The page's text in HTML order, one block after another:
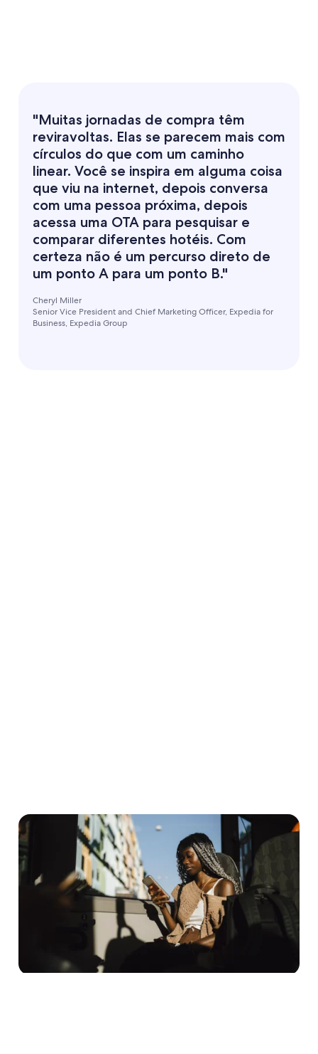
"Muitas jornadas de compra têm
reviravoltas. Elas se parecem mais com
círculos do que com um caminho
linear. Você se inspira em alguma coisa
que viu na internet, depois conversa
com uma pessoa próxima, depois
acessa uma OTA para pesquisar e
comparar diferentes hotéis. Com
certeza não é um percurso direto de
um ponto A para um ponto B."
Cheryl Miller
Senior Vice President and Chief Marketing Officer, Expedia for
Business, Expedia Group